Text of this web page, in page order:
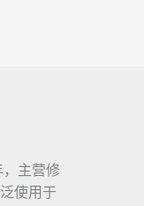
主营修
使用于